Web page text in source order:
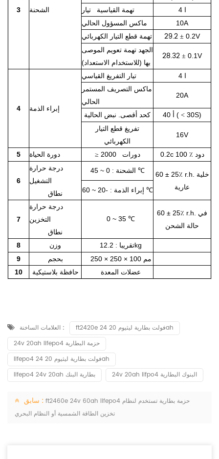
3 الشحنة
تهمة القياسية تيار
4 ا
ماكس المسؤول الحالي
10A
تهمة قطع التيار الكهربائي
29.2 ± 0.2V
الجهد تهمة تعويم الموصى
بها (للاستخدام الاستعداد)
28.32 ± 0.1V
4 إبراء الذمة
تيار التفريغ القياسي
4 ا
ماكس التصريف المستمر
الحالي
20A
كحد أقصى. نبض الحالية 40 أ ( <
30S)
تفريغ قطع التيار
الكهربائي
16V
5 دورة الحياة ≥ 2000 دورات 0.2c 100 ٪ دود
6
درجة حرارة
التشغيل
نطاق
الشحنة :
0 ~ 45 ℃
60 ± 25٪ r.h. خلية
عارية
إبراء الذمة :
-20 ~ 60 ℃
7
درجة حرارة
التخزين
نطاق
0 ~ 35 ℃
60 ± 25٪ r.h.
في
حالة الشحن
8 وزن تقريبا :
12.2kg
9
بحجم
250 × 250 × 100 مم
10
حافظة بلاستيكية عضلات المعدة
العلامات الساخنة :
ft2420e 24 فولت بطارية ليثيوم 20ah
24v 20ah lifepo4 حزمة البطارية
lifepo4 24 فولت بطارية ليثيوم 20ah
lifepo4 24v 20ah بطارية البنك
24v 20ah lifpo4 البنوك البطارية
سابق : ft2460e 24v 60ah lifepo4 حزمة بطارية تستخدم لنظام
تخزين الطاقة الشمسية أو النظام البحري